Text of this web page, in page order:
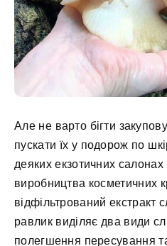
Але не варто бігти
пускати їх у подорож по
деяких екзотичних
виробництва косметичних
відфільтрований екстракт
равлик виділяє два види
полегшення пересування